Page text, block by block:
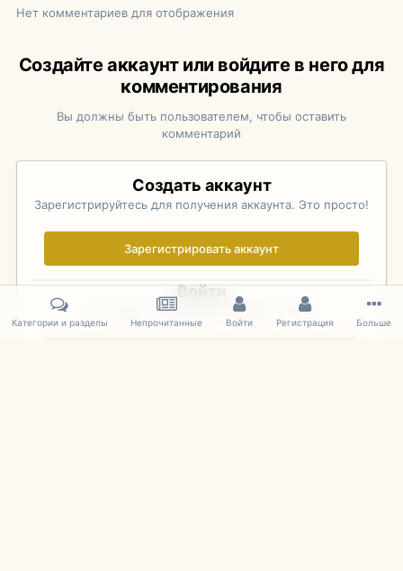
Нет комментариев для отображения
Создайте аккаунт или войдите в него для
комментирования
Вы должны быть пользователем, чтобы оставить
комментарий
Создать аккаунт
Зарегистрируйтесь для получения аккаунта. Это просто!
Зарегистрировать аккаунт
Войти
Уже зарегистрированы? Войдите здесь.
Категории и разделы Непрочитанные Войти Регистрация Больше